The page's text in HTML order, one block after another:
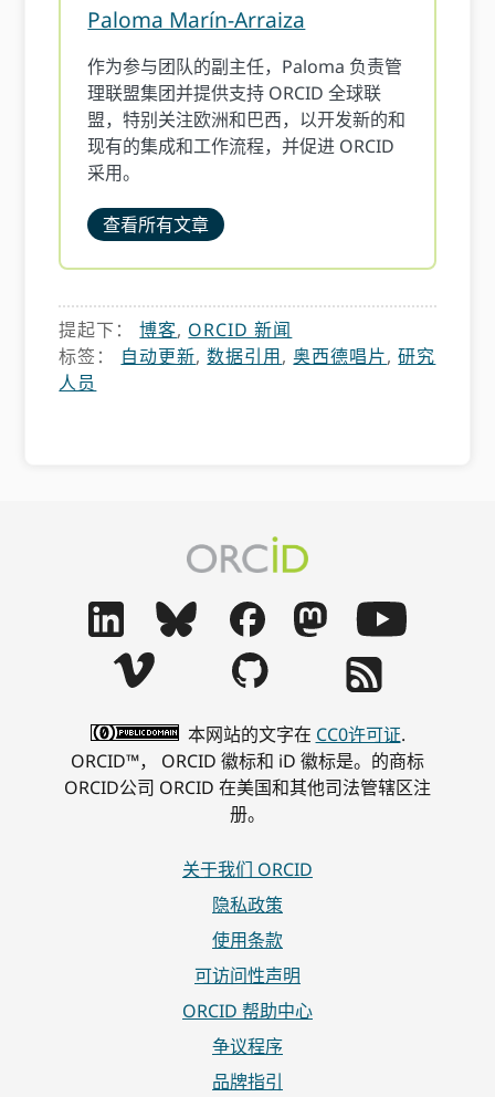
Paloma Marín-Arraiza
作为参与团队的副主任，Paloma 负责管
理联盟集团并提供支持 ORCID 全球联
盟，特别关注欧洲和巴西，以开发新的和
现有的集成和工作流程，并促进 ORCID
采用。
查看所有文章
提起下：博客, ORCID 新闻
标签： 自动更新,数据引用,奥西德唱片,研究
人员
本网站的文字在 CC0许可证.
ORCID™， ORCID 徽标和 iD 徽标是。的商标
ORCID公司 ORCID 在美国和其他司法管辖区注
册。
关于我们 ORCID
隐私政策
使用条款
可访问性声明
ORCID 帮助中心
争议程序
品牌指引